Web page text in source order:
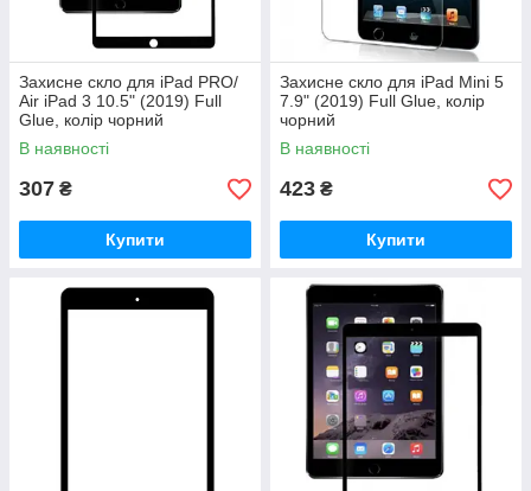
Захисне скло для iPad PRO/
Air iPad 3 10.5" (2019) Full
Glue, колір чорний
В наявності
307 ₴
Купити
Захисне скло для iPad Mini 5
7.9" (2019) Full Glue, колір
чорний
В наявності
423 ₴
Купити